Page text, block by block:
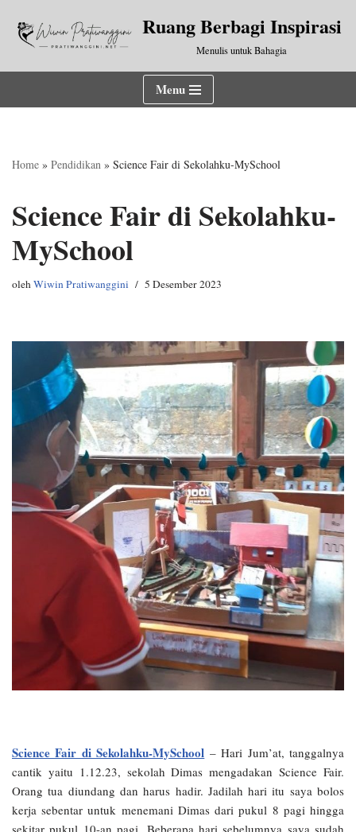
Lompat
Ruang Berbagi Inspirasi
Menulis untuk Bahagia
Menu
Home » Pendidikan » Science Fair di Sekolahku-MySchool
Science Fair di Sekolahku-
MySchool
olehWiwin Pratiwanggini 5 Desember 2023
Science Fair di Sekolahku-MySchool – Hari Jum’at, tanggalnya
cantik yaitu 1.12.23, sekolah Dimas mengadakan Science Fair.
Orang tua diundang dan harus hadir. Jadilah hari itu saya bolos
kerja sebentar untuk menemani Dimas dari pukul 8 pagi hingga
sekitar pukul 10-an pagi. Beberapa hari sebelumnya saya sudah